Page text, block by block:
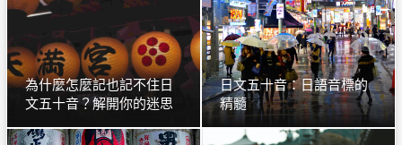
為什麼怎麼記也記不住日
文五十音？解開你的迷思
日文五十音：日語音標的
精髓